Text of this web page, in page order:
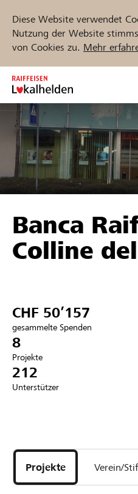
Diese Website verwendet
Nutzung der Website
von Cookies zu. Mehr
Zum
Inhalt
springen
Unterstützen
Hilfe & Support
Anmelden
Projekte und
Jetzt
DE FR IT
Banca
Colline
CHF 50’157
gesammelte Spenden
8
Projekte
212
Unterstützer
Projekte
und
Organisationen
Projekte Verein/